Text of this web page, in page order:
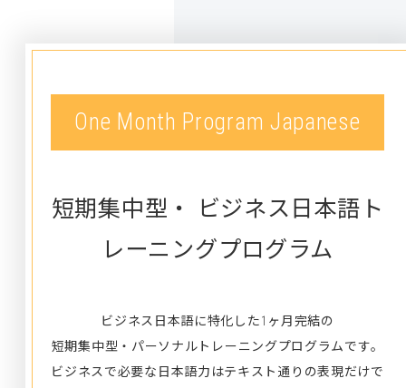
One Month Program Japanese
短期集中型・
ビジネス日本語ト
レーニングプログラム
ビジネス日本語に特化した1ヶ月完結の
短期集中型・パーソナルトレーニングプログラムです。
ビジネスで必要な日本語力はテキスト通りの表現だけで